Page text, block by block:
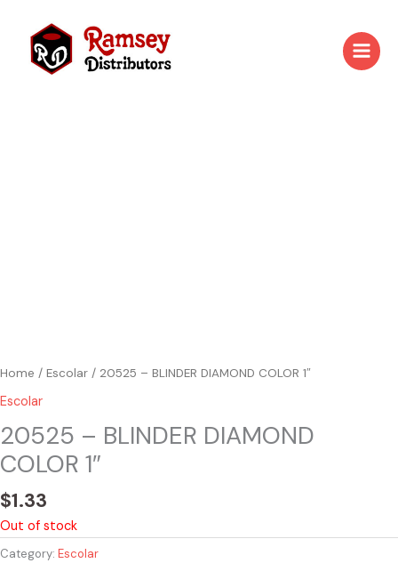
content
Home / Escolar / 20525 – BLINDER DIAMOND COLOR 1″
Escolar
20525 – BLINDER DIAMOND
COLOR 1″
$1.33
Out of stock
Category: Escolar